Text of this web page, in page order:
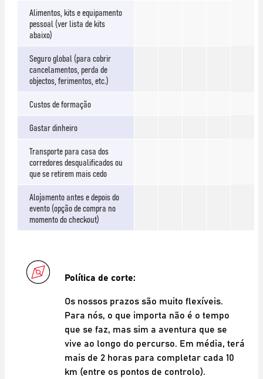
Alimentos, kits e equipamento
pessoal (ver lista de kits
abaixo)
Seguro global (para cobrir
cancelamentos, perda de
objectos, ferimentos, etc.)
Custos de formação
Gastar dinheiro
Transporte para casa dos
corredores desqualificados ou
que se retirem mais cedo
Alojamento antes e depois do
evento (opção de compra no
momento do checkout)
Política de corte:
Os nossos prazos são muito flexíveis.
Para nós, o que importa não é o tempo
que se faz, mas sim a aventura que se
vive ao longo do percurso. Em média, terá
mais de 2 horas para completar cada 10
km (entre os pontos de controlo).